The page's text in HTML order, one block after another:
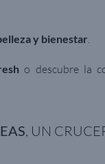
y bienestar.
o descubre la
, UN